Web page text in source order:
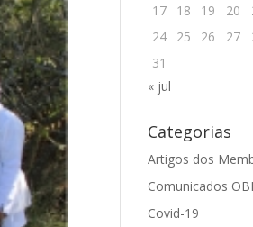
17
18 19 20
24
25 26 27
31
« jul
Categorias
Artigos dos
Comunicados
Covid-19